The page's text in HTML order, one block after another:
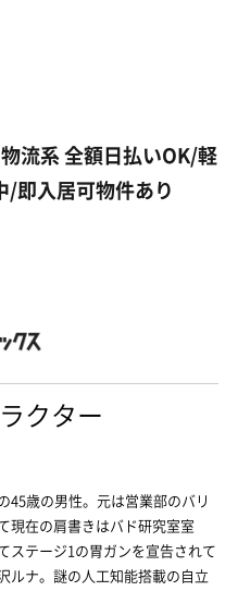
流系 全額日払いOK/軽
/即入居可物件あり
クター
45歳の男性。元は営業部のバリ
現在の肩書きはバド研究室室
ステージ1の胃ガンを宣告されて
ルナ。謎の人工知能搭載の自立